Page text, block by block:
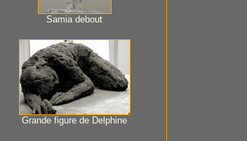
Samia debout
Grande figure de Delphine